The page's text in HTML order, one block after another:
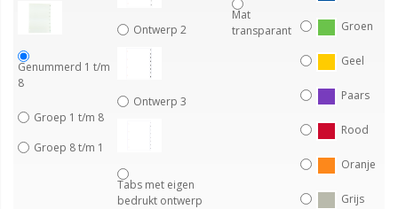
Genummerd 1 t/m
8
Groep 1 t/m 8
Groep 8 t/m 1
Ontwerp 2
Ontwerp 3
Tabs met eigen
bedrukt ontwerp
Mat
transparant
Groen
Geel
Paars
Rood
Oranje
Grijs